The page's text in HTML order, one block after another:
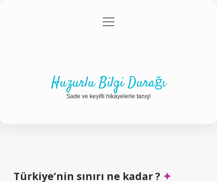
Gizlilik Politikası
menüyü
Huzurlu Bilgi Durağı
Sade ve keyifli hikayelerle tanış!
Türkiye’nin sınırı ne kadar ?